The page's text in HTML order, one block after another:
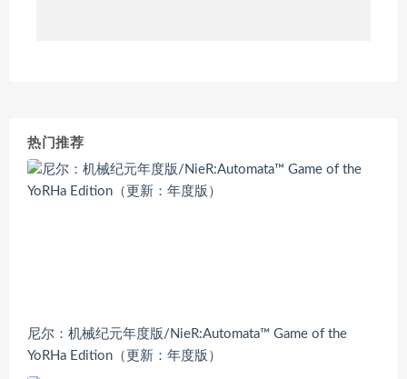
热门推荐
尼尔：机械纪元年度版/NieR:Automata™ Game of the
YoRHa Edition（更新：年度版）